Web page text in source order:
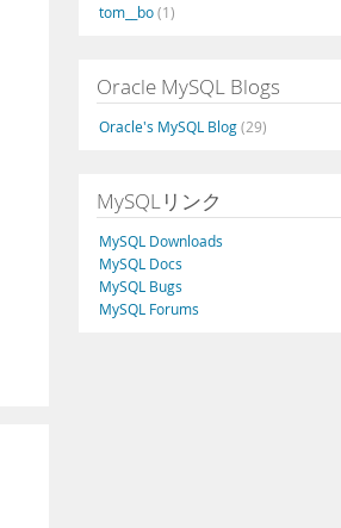
tom__bo(1)
Oracle MySQL Blogs
Oracle's MySQL Blog(29)
MySQLリンク
MySQL Downloads
MySQL Docs
MySQL Bugs
MySQL Forums